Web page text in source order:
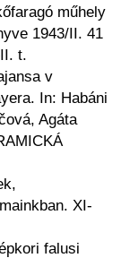
műhely
1943/II. 41
t.
v
In: Habáni
Agáta
XI-
falusi